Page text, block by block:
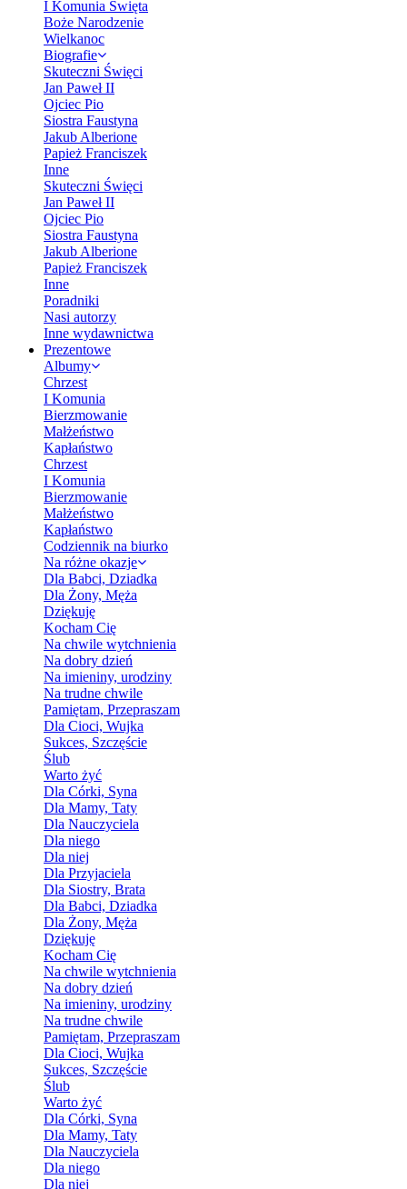
I Komunia Święta
Boże Narodzenie
Wielkanoc
Biografie
Skuteczni Święci
Jan Paweł II
Ojciec Pio
Siostra Faustyna
Jakub Alberione
Papież Franciszek
Inne
Skuteczni Święci
Jan Paweł II
Ojciec Pio
Siostra Faustyna
Jakub Alberione
Papież Franciszek
Inne
Poradniki
Nasi autorzy
Inne wydawnictwa
Prezentowe
Albumy
Chrzest
I Komunia
Bierzmowanie
Małżeństwo
Kapłaństwo
Chrzest
I Komunia
Bierzmowanie
Małżeństwo
Kapłaństwo
Codziennik na biurko
Na różne okazje
Dla Babci, Dziadka
Dla Żony, Męża
Dziękuję
Kocham Cię
Na chwile wytchnienia
Na dobry dzień
Na imieniny, urodziny
Na trudne chwile
Pamiętam, Przepraszam
Dla Cioci, Wujka
Sukces, Szczęście
Ślub
Warto żyć
Dla Córki, Syna
Dla Mamy, Taty
Dla Nauczyciela
Dla niego
Dla niej
Dla Przyjaciela
Dla Siostry, Brata
Dla Babci, Dziadka
Dla Żony, Męża
Dziękuję
Kocham Cię
Na chwile wytchnienia
Na dobry dzień
Na imieniny, urodziny
Na trudne chwile
Pamiętam, Przepraszam
Dla Cioci, Wujka
Sukces, Szczęście
Ślub
Warto żyć
Dla Córki, Syna
Dla Mamy, Taty
Dla Nauczyciela
Dla niego
Dla niej